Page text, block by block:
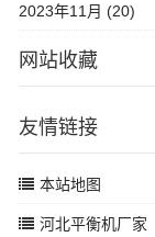
2023年11月 (20)
网站收藏
友情链接
本站地图
河北平衡机厂家